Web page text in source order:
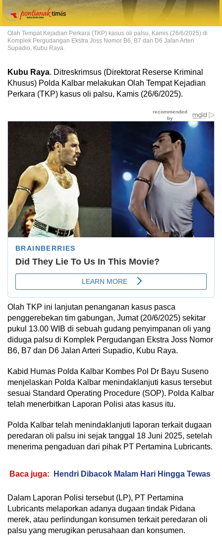
Olah Tempat Kejadian Perkara (TKP) kasus oli palsu, Kamis (26/6/2025) di
Komplek Pergudangan Ekstra Joss Nomor B6, B7 dan D6 Jalan Arteri
Supadio, Kubu Raya.
Kubu Raya. Ditreskrimsus (Direktorat Reserse Kriminal
Khusus) Polda Kalbar melakukan Olah Tempat Kejadian
Perkara (TKP) kasus oli palsu, Kamis (26/6/2025).
Olah TKP ini lanjutan penanganan kasus pasca
penggerebekan tim gabungan, Jumat (20/6/2025) sekitar
pukul 13.00 WIB di sebuah gudang penyimpanan oli yang
diduga palsu di Komplek Pergudangan Ekstra Joss Nomor
B6, B7 dan D6 Jalan Arteri Supadio, Kubu Raya.
Kabid Humas Polda Kalbar Kombes Pol Dr Bayu Suseno
menjelaskan Polda Kalbar menindaklanjuti kasus tersebut
sesuai Standard Operating Procedure (SOP). Polda Kalbar
telah menerbitkan Laporan Polisi atas kasus itu.
Polda Kalbar telah menindaklanjuti laporan terkait dugaan
peredaran oli palsu ini sejak tanggal 18 Juni 2025, setelah
menerima pengaduan dari pihak PT Pertamina Lubricants.
Baca juga: Hendri Dibacok Malam Hari Hingga Tewas
Dalam Laporan Polisi tersebut (LP), PT Pertamina
Lubricants melaporkan adanya dugaan tindak Pidana
merek, atau perlindungan konsumen terkait peredaran oli
palsu yang merugikan perusahaan dan konsumen.